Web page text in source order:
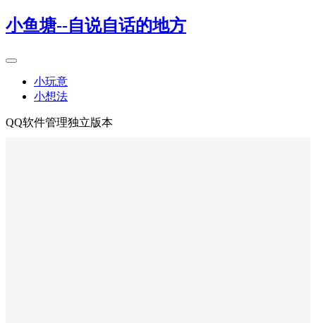
小鱼塘--自说自话的地方
小玩意
小想法
QQ软件管理独立版本